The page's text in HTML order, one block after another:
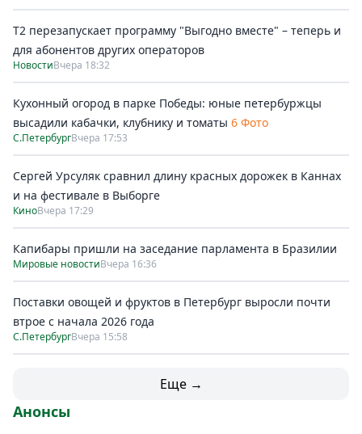
Т2 перезапускает программу "Выгодно вместе" – теперь и
для абонентов других операторов
НовостиВчера 18:32
Кухонный огород в парке Победы: юные петербуржцы
высадили кабачки, клубнику и томаты 6 Фото
С.ПетербургВчера 17:53
Сергей Урсуляк сравнил длину красных дорожек в Каннах
и на фестивале в Выборге
КиноВчера 17:29
Капибары пришли на заседание парламента в Бразилии
Мировые новостиВчера 16:36
Поставки овощей и фруктов в Петербург выросли почти
втрое с начала 2026 года
С.ПетербургВчера 15:58
Еще →
Анонсы